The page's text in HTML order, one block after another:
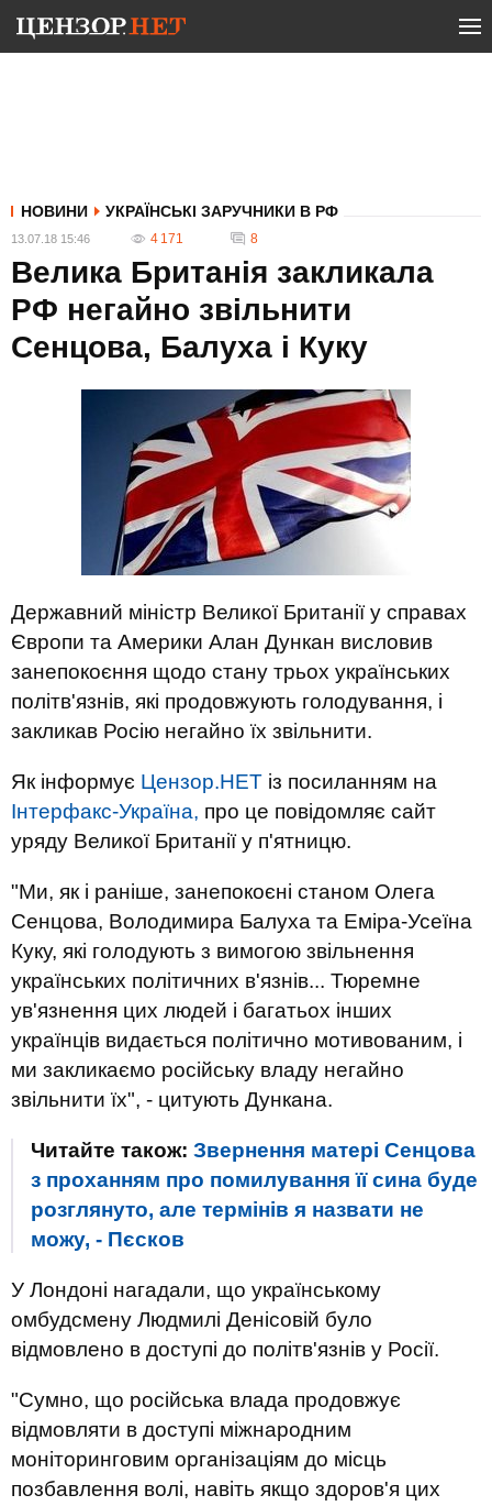
НОВИНИ УКРАЇНСЬКІ ЗАРУЧНИКИ В РФ
13.07.18 15:46 4 171 8
Велика Британія закликала
РФ негайно звільнити
Сенцова, Балуха і Куку
Державний міністр Великої Британії у справах
Європи та Америки Алан Дункан висловив
занепокоєння щодо стану трьох українських
політв'язнів, які продовжують голодування, і
закликав Росію негайно їх звільнити.
Як інформує Цензор.НЕТ із посиланням на
Інтерфакс-Україна, про це повідомляє сайт
уряду Великої Британії у п'ятницю.
"Ми, як і раніше, занепокоєні станом Олега
Сенцова, Володимира Балуха та Еміра-Усеїна
Куку, які голодують з вимогою звільнення
українських політичних в'язнів... Тюремне
ув'язнення цих людей і багатьох інших
українців видається політично мотивованим, і
ми закликаємо російську владу негайно
звільнити їх", - цитують Дункана.
Читайте також: Звернення матері Сенцова
з проханням про помилування її сина буде
розглянуто, але термінів я назвати не
можу, - Пєсков
У Лондоні нагадали, що українському
омбудсмену Людмилі Денісовій було
відмовлено в доступі до політв'язнів у Росії.
"Сумно, що російська влада продовжує
відмовляти в доступі міжнародним
моніторинговим організаціям до місць
позбавлення волі, навіть якщо здоров'я цих